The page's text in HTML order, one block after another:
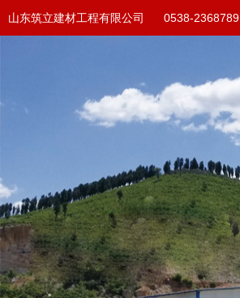
山东筑立建材工程有限公司 0538-2368789